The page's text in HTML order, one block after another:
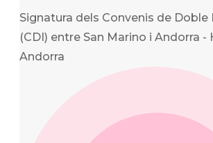
Signatura dels Convenis de
(CDI) entre San Marino i Andorra -
Andorra